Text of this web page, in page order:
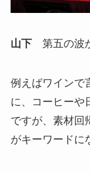
山下第五の波
例えばワインで
に、コーヒーや
ですが、素材回
がキーワードに